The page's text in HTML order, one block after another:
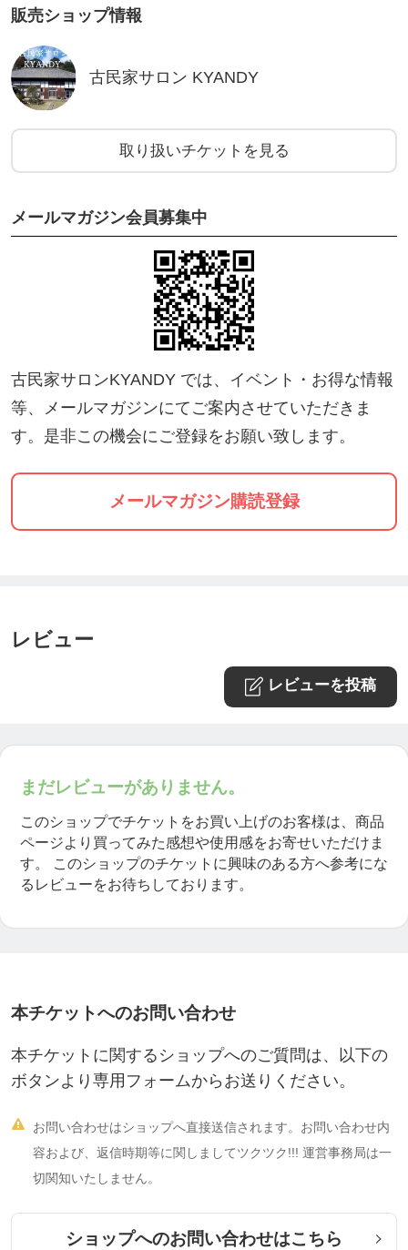
販売ショップ情報
古民家サロン KYANDY
取り扱いチケットを見る
メールマガジン会員募集中
古民家サロンKYANDY では、イベント・お得な情報
等、メールマガジンにてご案内させていただきま
す。是非この機会にご登録をお願い致します。
メールマガジン購読登録
レビュー
レビューを投稿
まだレビューがありません。
このショップでチケットをお買い上げのお客様は、商品
ページより買ってみた感想や使用感をお寄せいただけま
す。
このショップのチケットに興味のある方へ参考にな
るレビューをお待ちしております。
本チケットへのお問い合わせ
本チケットに関するショップへのご質問は、以下の
ボタンより専用フォームからお送りください。

お問い合わせはショップへ直接送信されます。お問い合わせ内
容および、返信時期等に関しましてツクツク!!! 運営事務局は一
切関知いたしません。
ショップへのお問い合わせはこちら